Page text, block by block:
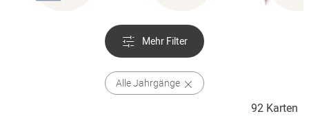
Mehr Filter
Alle Jahrgänge
92 Karten